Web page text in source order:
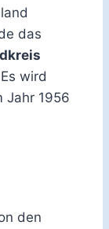
das
wird
Jahr 1956
den